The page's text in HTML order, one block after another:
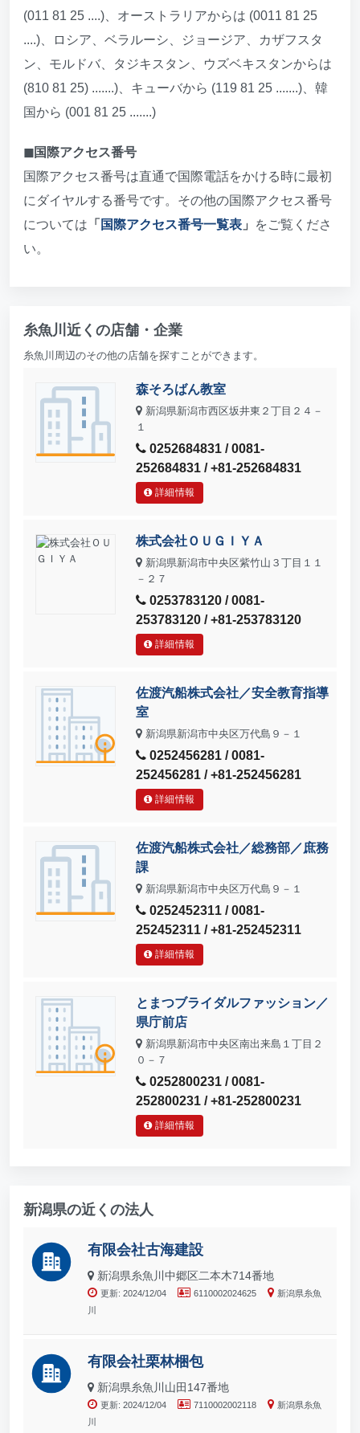
(011 81 25 ....)、オーストラリアからは (0011 81 25
....)、ロシア、ベラルーシ、ジョージア、カザフスタ
ン、モルドバ、タジキスタン、ウズベキスタンからは
(810 81 25) .......)、キューバから (119 81 25 .......)、韓
国から (001 81 25 .......)
◼︎国際アクセス番号
国際アクセス番号は直通で国際電話をかける時に最初
にダイヤルする番号です。その他の国際アクセス番号
については 「 国際アクセス番号一覧表 」
をご覧くださ
い。
糸魚川近くの店舗・企業
糸魚川周辺のその他の店舗を探すことができます。
森そろばん教室
新潟県新潟市西区坂井東２丁目２４－
１
0252684831 / 0081-
252684831 / +81-252684831
詳細情報
株式会社ＯＵＧＩＹＡ
新潟県新潟市中央区紫竹山３丁目１１
－２７
0253783120 / 0081-
253783120 / +81-253783120
詳細情報
佐渡汽船株式会社／安全教育指導
室
新潟県新潟市中央区万代島９－１
0252456281 / 0081-
252456281 / +81-252456281
詳細情報
佐渡汽船株式会社／総務部／庶務
課
新潟県新潟市中央区万代島９－１
0252452311 / 0081-
252452311 / +81-252452311
詳細情報
とまつブライダルファッション／
県庁前店
新潟県新潟市中央区南出来島１丁目２
０－７
0252800231 / 0081-
252800231 / +81-252800231
詳細情報
新潟県の近くの法人
有限会社古海建設
新潟県糸魚川中郷区二本木714番地
更新: 2024/12/04 6110002024625
新潟県糸魚
川
有限会社栗林梱包
新潟県糸魚川山田147番地
更新: 2024/12/04 7110002002118
新潟県糸魚
川